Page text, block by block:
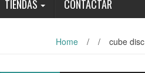
TIENDAS CONTACTAR
Home / / cube disc